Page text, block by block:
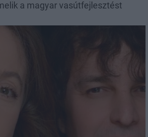
a magyar vasútfejlesztést